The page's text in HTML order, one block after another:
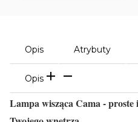
Opis Atrybuty
Opis
Lampa wisząca Cama - proste